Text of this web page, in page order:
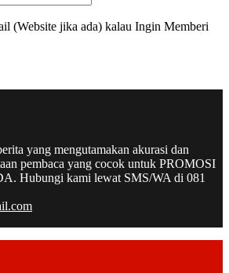
(Website jika ada) kalau Ingin Memberi
yang mengutamakan akurasi dan
pembaca yang cocok untuk PROMOSI
Hubungi kami lewat SMS/WA di 081